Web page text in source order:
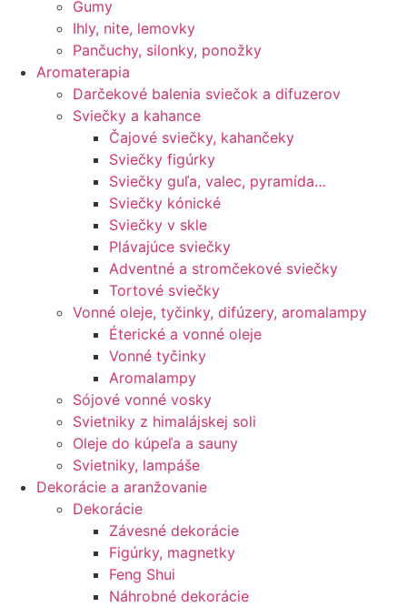
Gumy
Ihly, nite, lemovky
Pančuchy, silonky, ponožky
Aromaterapia
Darčekové balenia sviečok a difuzerov
Sviečky a kahance
Čajové sviečky, kahančeky
Sviečky figúrky
Sviečky guľa, valec, pyramída…
Sviečky kónické
Sviečky v skle
Plávajúce sviečky
Adventné a stromčekové sviečky
Tortové sviečky
Vonné oleje, tyčinky, difúzery, aromalampy
Éterické a vonné oleje
Vonné tyčinky
Aromalampy
Sójové vonné vosky
Svietniky z himalájskej soli
Oleje do kúpeľa a sauny
Svietniky, lampáše
Dekorácie a aranžovanie
Dekorácie
Závesné dekorácie
Figúrky, magnetky
Feng Shui
Náhrobné dekorácie